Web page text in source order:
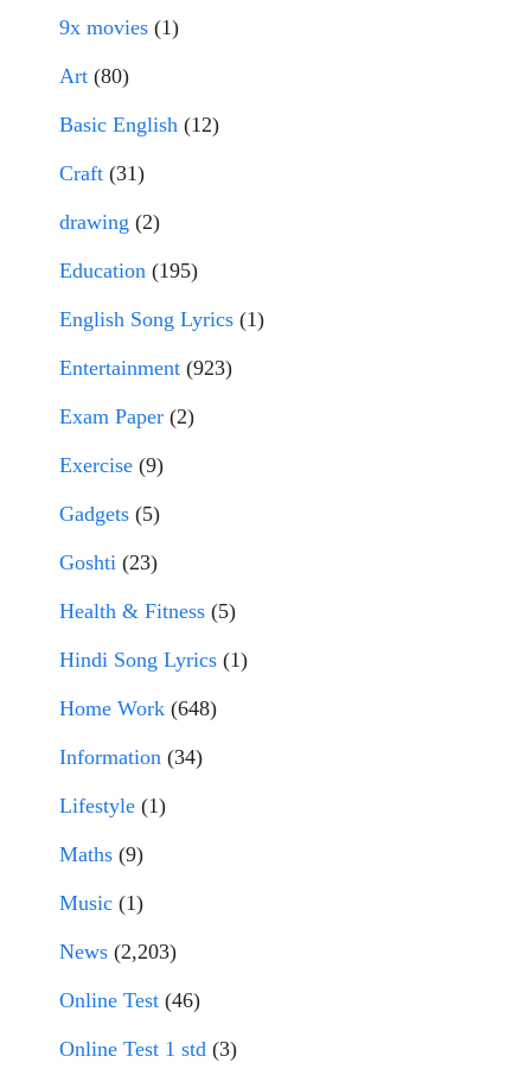
9x movies (1)
Art (80)
Basic English (12)
Craft (31)
drawing (2)
Education (195)
English Song Lyrics (1)
Entertainment (923)
Exam Paper (2)
Exercise (9)
Gadgets (5)
Goshti (23)
Health & Fitness (5)
Hindi Song Lyrics (1)
Home Work (648)
Information (34)
Lifestyle (1)
Maths (9)
Music (1)
News (2,203)
Online Test (46)
Online Test 1 std (3)